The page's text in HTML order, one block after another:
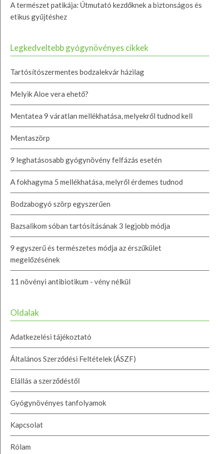
A természet patikája: Útmutató kezdőknek a biztonságos és
etikus gyűjtéshez
Legkedveltebb gyógynövényes cikkek
Tartósítószermentes bodzalekvár házilag
Melyik Aloe vera ehető?
Mentatea 9 váratlan mellékhatása, melyekről tudnod kell
Mentaszörp
9 leghatásosabb gyógynövény felfázás esetén
A fokhagyma 5 mellékhatása, melyről érdemes tudnod
Bodzabogyó szörp egyszerűen
Bazsalikom sóban tartósításának 3 legjobb módja
9 egyszerű és természetes módja az érszűkület
megelőzésének
11 növényi antibiotikum - vény nélkül
Oldalak
Adatkezelési tájékoztató
Általános Szerződési Feltételek (ÁSZF)
Elállás a szerződéstől
Gyógynövényes tanfolyamok
Kapcsolat
Rólam